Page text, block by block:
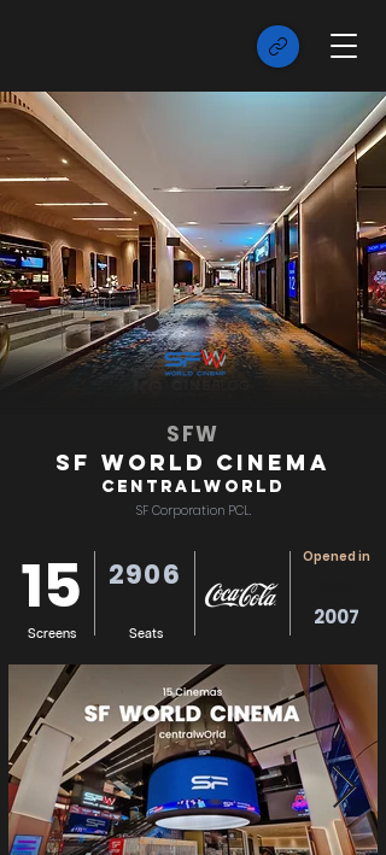
SFW
SF World Cinema
centralwOrld
SF Corporation PCL.
15
Screens
2906
Seats
Opened in
2007